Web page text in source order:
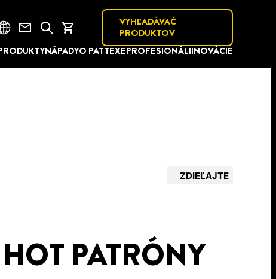
NÁPADYO PATTEXEPROFESIONÁLIINOVÁCIE
VYHĽADÁVAČ
PRODUKTOV
ZDIEĽAJTE
PATRÓNY